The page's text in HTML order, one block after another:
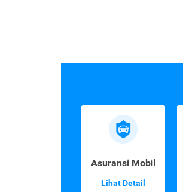
Asuransi Mobil
Lihat Detail